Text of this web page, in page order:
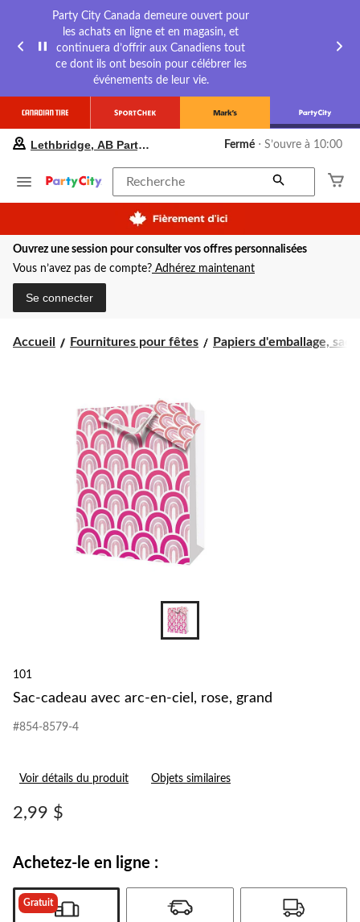
Party City Canada demeure ouvert pour
les achats en ligne et en magasin, et
continuera d’offrir aux Canadiens tout
ce dont ils ont besoin pour célébrer les
événements de leur vie.
préféré
Lethbridge,
Party
City,
courament
Fermé,
pour
Lethbridge, AB Party City Fermé ⋅ S’ouvre à 10:00
Recherche
Ouvrez une session pour consulter vos offres personnalisées
Vous n’avez pas de compte? Adhérez maintenant
Se connecter
Accueil Fournitures pour fêtes Papiers d'emballage,
101
Sac-cadeau avec arc-en-ciel, rose, grand
#854-8579-4
Voir détails du produit Objets similaires
2,99 $
Achetez-le en ligne :
Gratuit